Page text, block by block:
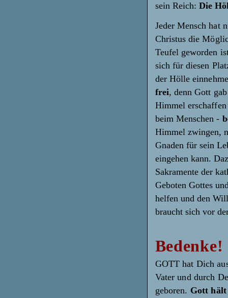
sein Reich: Die
Jeder Mensch hat
Christus die
Teufel geworden
sich für diesen
der Hölle
frei, denn Gott
Himmel
beim Menschen -
Himmel zwingen,
Gnaden für sein
eingehen kann.
Sakramente der
Geboten Gottes
helfen und den
braucht sich vor
Bedenke!
GOTT hat Dich
Vater und durch
geboren. Gott